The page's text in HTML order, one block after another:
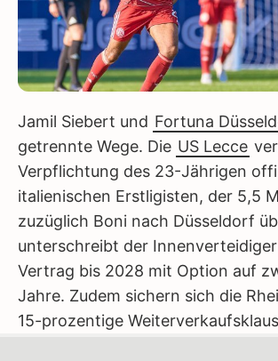
Jamil Siebert und Fortuna
getrennte Wege. Die US Lecce
Verpflichtung des 23-Jährigen
italienischen Erstligisten, der 5,5
zuzüglich Boni nach Düsseldorf
unterschreibt der
Vertrag bis 2028 mit Option auf
Jahre. Zudem sichern sich die
15-prozentige